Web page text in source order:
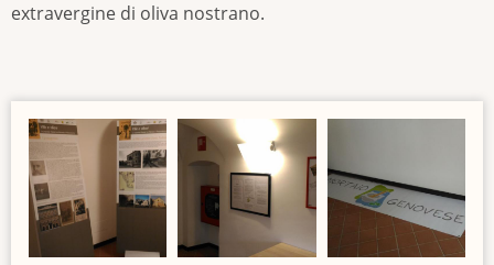
extravergine di oliva nostrano.